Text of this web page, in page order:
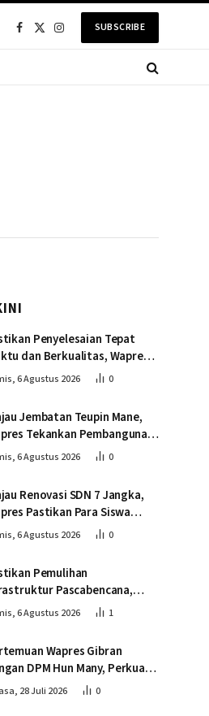
Facebook
X
InstagramSUBSCRIBE
Penyelesaian Tepat
dan Berkualitas, Wapres
Pembangunan Jembatan
6 Agustus 2026 0
Jembatan Teupin Mane,
Tekankan Pembangunan
Berjalan Tepat
6 Agustus 2026 0
Renovasi SDN 7 Jangka,
Pastikan Para Siswa
Belajar dengan Layak
6 Agustus 2026 0
Pemulihan
Pascabencana,
Tinjau Progres
6 Agustus 2026 1
Wapres Gibran
DPM Hun Many, Perkuat
Strategis Indonesia –
28 Juli 2026 0